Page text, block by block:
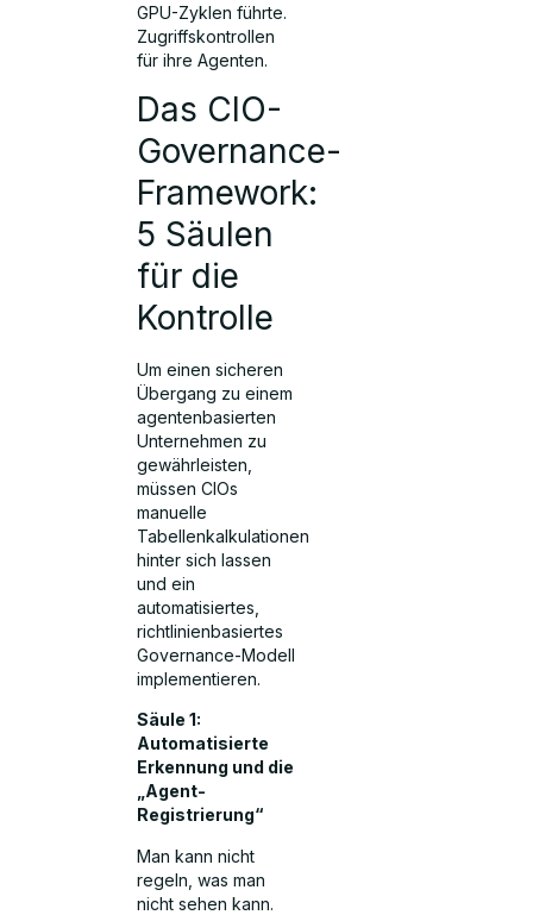
GPU-Zyklen führte.
Zugriffskontrollen
für ihre Agenten.
Das CIO-
Governance-
Framework:
5 Säulen
für die
Kontrolle
Um einen sicheren
Übergang zu einem
agentenbasierten
Unternehmen zu
gewährleisten,
müssen CIOs
manuelle
Tabellenkalkulationen
hinter sich lassen
und ein
automatisiertes,
richtlinienbasiertes
Governance-Modell
implementieren.
Säule 1:
Automatisierte
Erkennung und die
„Agent-
Registrierung“
Man kann nicht
regeln, was man
nicht sehen kann.